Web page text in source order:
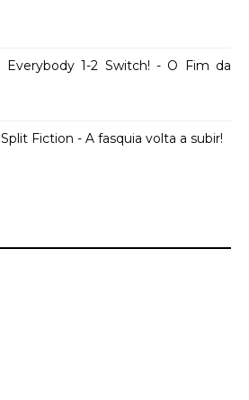
Everybody 1-2 Switch! - O Fim da
Fiction - A fasquia volta a subir!